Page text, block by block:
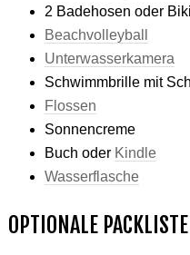
2 Badehosen oder
Beachvolleyball
Unterwasserkamera
Schwimmbrille mit
Flossen
Sonnencreme
Buch oder Kindle
Wasserflasche
OPTIONALE